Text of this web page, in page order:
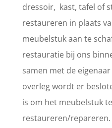
dressoir, kast, tafel of
restaureren in plaats
meubelstuk aan te
restauratie bij ons
samen met de
overleg wordt er
is om het meubelstuk te
restaureren/